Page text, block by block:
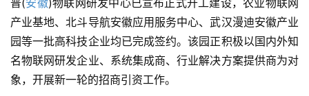
普(安徽)物联网研发中心已宣布正式开工建设，农业物联网
产业基地、北斗导航安徽应用服务中心、武汉漫迪安徽产业
园等一批高科技企业均已完成签约。该园正积极以国内外知
名物联网研发企业、系统集成商、行业解决方案提供商为对
象，开展新一轮的招商引资工作。